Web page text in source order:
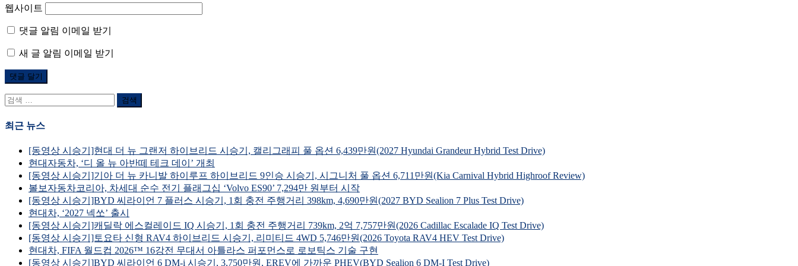
웹사이트
댓글 알림 이메일 받기
새 글 알림 이메일 받기
검
어:
최근 뉴스
[동영상 시승기]현대 더 뉴 그랜저 하이브리드 시승기, 캘리그래피 풀 옵션 6,439만원(2027 Hyundai Grandeur Hybrid Test Drive)
현대자동차, ‘디 올 뉴 아반떼 테크 데이’ 개최
[동영상 시승기]기아 더 뉴 카니발 하이루프 하이브리드 9인승 시승기, 시그니처 풀 옵션 6,711만원(Kia Carnival Hybrid Highroof Review)
볼보자동차코리아, 차세대 순수 전기 플래그십 ‘Volvo ES90’ 7,294만 원부터 시작
[동영상 시승기]BYD 씨라이언 7 플러스 시승기, 1회 충전 주행거리 398km, 4,690만원(2027 BYD Sealion 7 Plus Test Drive)
현대차, ‘2027 넥쏘’ 출시
[동영상 시승기]캐딜락 에스컬레이드 IQ 시승기, 1회 충전 주행거리 739km, 2억 7,757만원(2026 Cadillac Escalade IQ Test Drive)
[동영상 시승기]토요타 신형 RAV4 하이브리드 시승기, 리미티드 4WD 5,746만원(2026 Toyota RAV4 HEV Test Drive)
현대차, FIFA 월드컵 2026™ 16강전 무대서 아틀라스 퍼포먼스로 로보틱스 기술 구현
[동영상 시승기]BYD 씨라이언 6 DM-i 시승기, 3,750만원, EREV에 가까운 PHEV(BYD Sealion 6 DM-I Test Drive)